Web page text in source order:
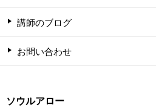
講師のブログ
お問い合わせ
ソウルアロー